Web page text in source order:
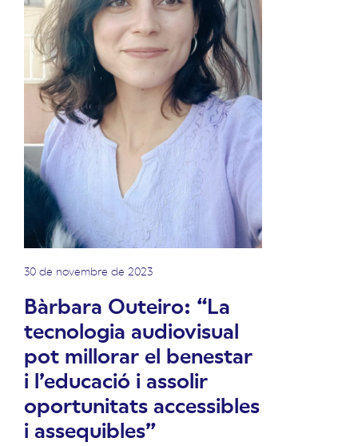
30 de novembre de 2023
Bàrbara Outeiro: “La
tecnologia audiovisual
pot millorar el benestar
i l’educació i assolir
oportunitats accessibles
i assequibles”